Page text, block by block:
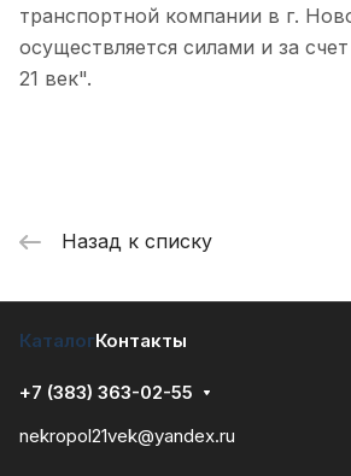
транспортной компании в г.
осуществляется силами и за
21 век".
Назад к списку
КаталогКонтакты
+7 (383) 363-02-55
nekropol21vek@yandex.ru